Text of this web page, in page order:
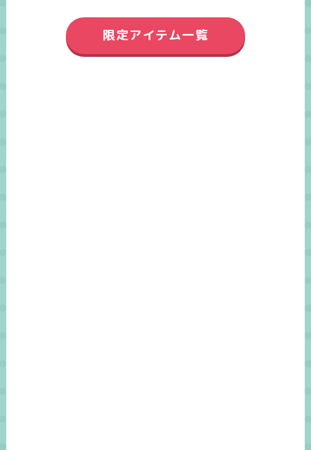
限定アイテム一覧